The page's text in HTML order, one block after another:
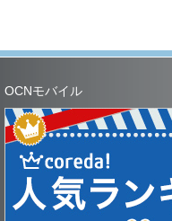
OCNモバイル